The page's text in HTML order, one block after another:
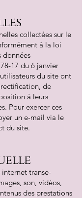
collectées sur le
à la loi
données
17 du 6 janvier
du site ont
de
à leurs
Pour exercer ces
un e-mail via le
du site.
internet transe-
son, vidéos,
des prestations